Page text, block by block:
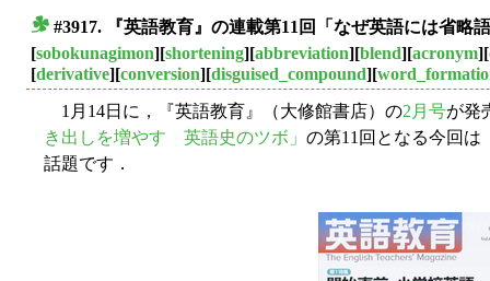
#3917. 『英語教育』の連載第11回「なぜ英語には省略
[sobokunagimon][shortening][abbreviation][blend][acronym][
[derivative][conversion][disguised_compound][
1月14日に，『英語教育』（大修館書店）の2月号が発
き出しを増やす 英語史のツボ」 の第11回となる今回は
話題です．